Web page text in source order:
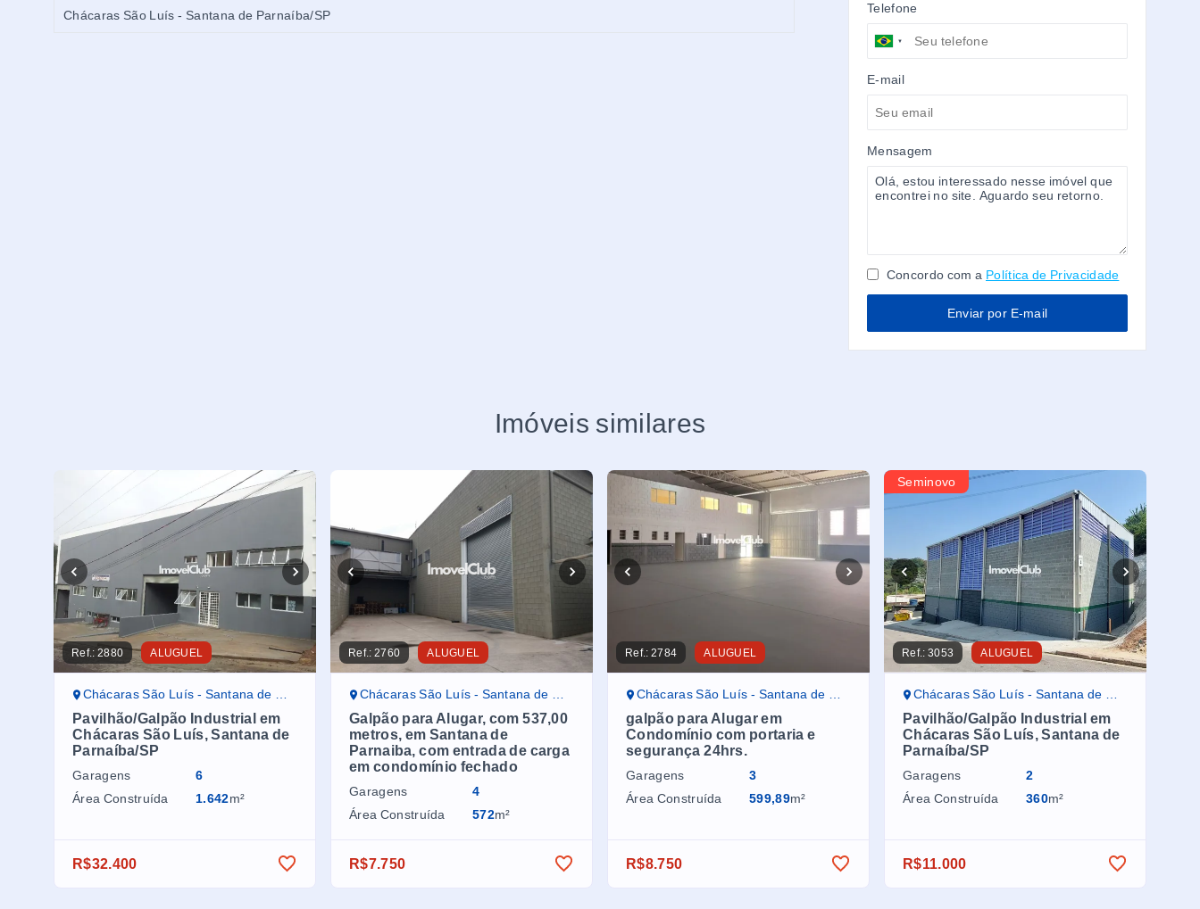
Chácaras São Luís - Santana de Parnaíba/SP Telefone
E-mail
Mensagem
Concordo com a Política de Privacidade
Enviar por E-mail
Imóveis similares
Ref.:2880 ALUGUEL
Chácaras São Luís - Santana de Parnaíba/SP
Pavilhão/Galpão Industrial em
Chácaras São Luís, Santana de
Parnaíba/SP
Garagens
6
Área Construída
1.642m²
R$32.400
Ref.:2760 ALUGUEL
Chácaras São Luís - Santana de Parnaíba/SP
Galpão para Alugar, com 537,00
metros, em Santana de
Parnaiba, com entrada de carga
em condomínio fechado
Garagens
4
Área Construída
572m²
R$7.750
Ref.:2784 ALUGUEL
Chácaras São Luís - Santana de Parnaíba/SP
galpão para Alugar em
Condomínio com portaria e
segurança 24hrs.
Garagens
3
Área Construída
599,89m²
R$8.750
Seminovo
Ref.:3053 ALUGUEL
Chácaras São Luís - Santana de Parnaíba/SP
Pavilhão/Galpão Industrial em
Chácaras São Luís, Santana de
Parnaíba/SP
Garagens
2
Área Construída
360m²
R$11.000